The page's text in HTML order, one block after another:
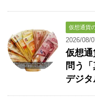
仮想通貨
2026/08/
仮想
問う
デジ